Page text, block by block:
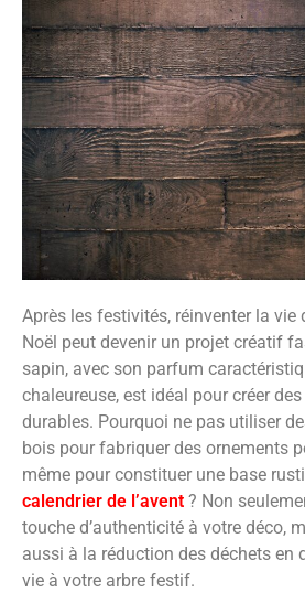
Après les festivités, réinventer la vie
Noël peut devenir un projet créatif
sapin, avec son parfum
chaleureuse, est idéal pour créer
durables. Pourquoi ne pas utiliser
bois pour fabriquer des ornements
même pour constituer une base
calendrier de l’avent ? Non
touche d’authenticité à votre déco,
aussi à la réduction des déchets en
vie à votre arbre festif.